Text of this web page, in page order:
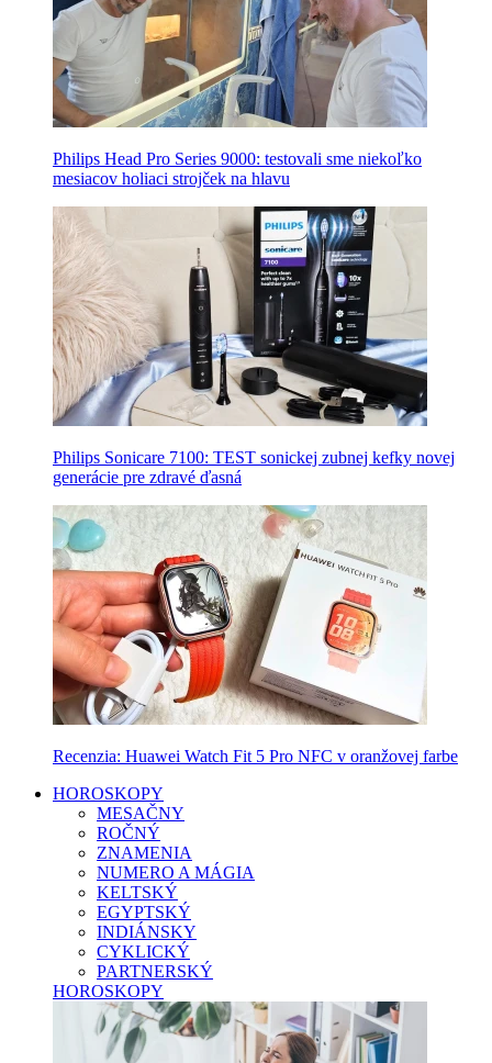
Philips Head Pro Series 9000: testovali sme niekoľko
mesiacov holiaci strojček na hlavu
Philips Sonicare 7100: TEST sonickej zubnej kefky novej
generácie pre zdravé ďasná
Recenzia: Huawei Watch Fit 5 Pro NFC v oranžovej farbe
HOROSKOPY
MESAČNY
ROČNÝ
ZNAMENIA
NUMERO A MÁGIA
KELTSKÝ
EGYPTSKÝ
INDIÁNSKY
CYKLICKÝ
PARTNERSKÝ
HOROSKOPY